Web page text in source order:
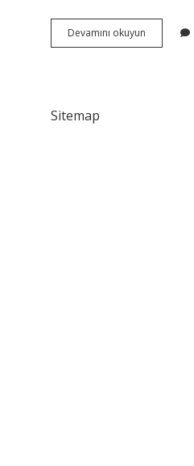
Devamını okuyun
Earth
Sitemap